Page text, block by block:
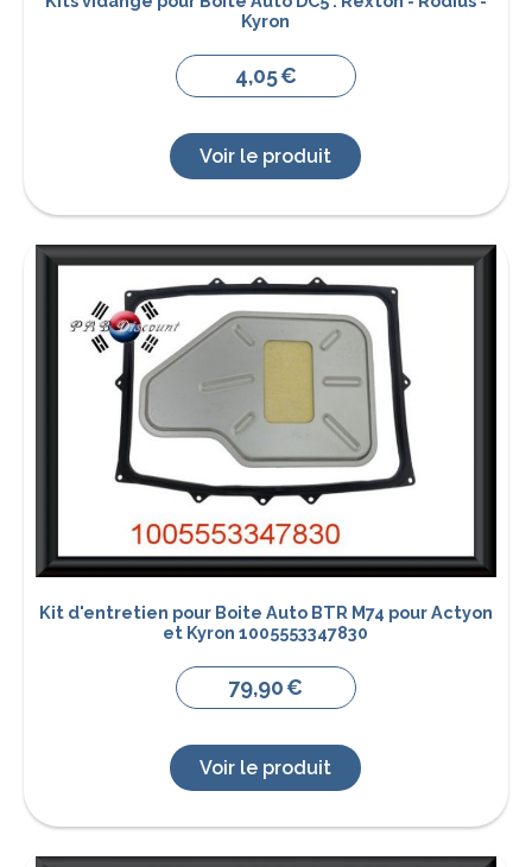
Kyron
4,05€
Voir le produit
Kit d'entretien pour Boite Auto BTR M74 pour Actyon
et Kyron 1005553347830
79,90€
Voir le produit